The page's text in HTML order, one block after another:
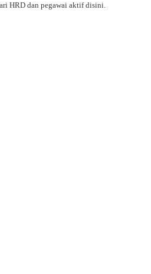
HRD dan pegawai aktif disini.